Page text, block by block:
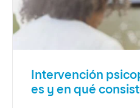
Intervención
es y en qué